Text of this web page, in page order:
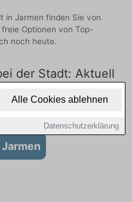
Alle Cookies ablehnen
Datenschutzerklärung
in Jarmen finden Sie von
Optionen von Top-
noch heute.
der Stadt: Aktuell
für Ausbildung